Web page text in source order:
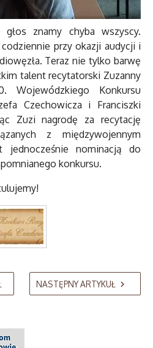
znamy chyba wszyscy.
przy okazji audycji i
Teraz nie tylko barwę
talent recytatorski Zuzanny
Wojewódzkiego Konkursu
Czechowicza i Franciszki
Zuzi nagrodę za recytację
z międzywojennym
jednocześnie nominacją do
konkursu.
Kekeljevic.NASTĘPNY ARTYKUŁ